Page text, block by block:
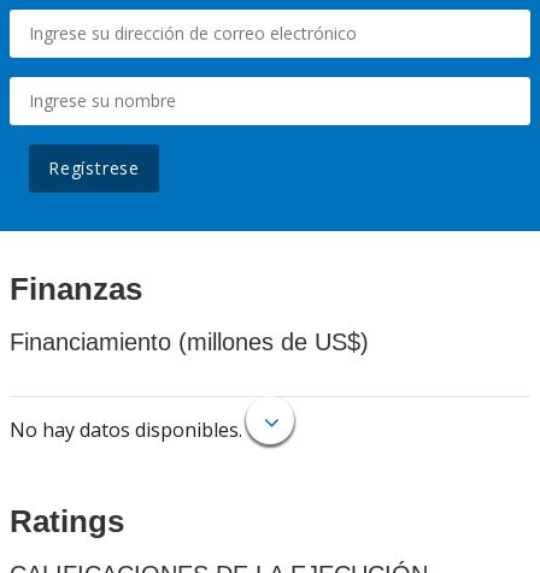
Regístrese
Finanzas
Financiamiento (millones de US$)
No hay datos disponibles.
Ratings